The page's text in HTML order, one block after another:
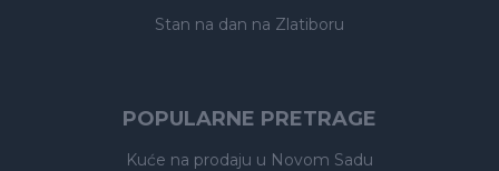
Stan na dan na Zlatiboru
POPULARNE PRETRAGE
Kuće na prodaju u Novom Sadu